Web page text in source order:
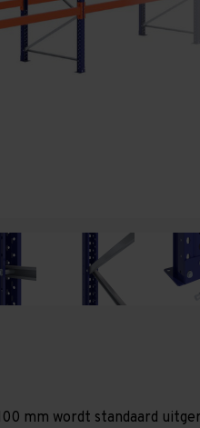
mm wordt standaard